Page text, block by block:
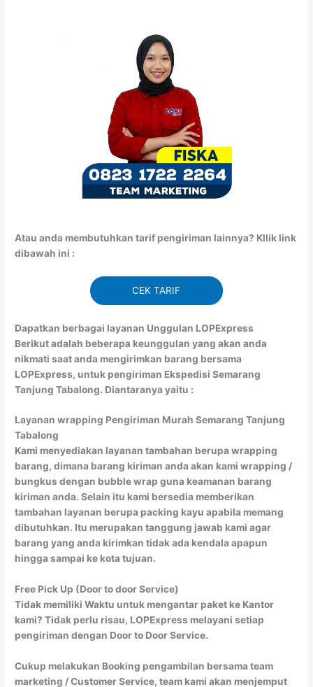
Atau anda membutuhkan tarif pengiriman lainnya? Kllik link
dibawah ini :
CEK TARIF
Dapatkan berbagai layanan Unggulan LOPExpress
Berikut adalah beberapa keunggulan yang akan anda
nikmati saat anda mengirimkan barang bersama
LOPExpress, untuk pengiriman Ekspedisi Semarang
Tanjung Tabalong. Diantaranya yaitu :
Layanan wrapping Pengiriman Murah Semarang Tanjung
Tabalong
Kami menyediakan layanan tambahan berupa wrapping
barang, dimana barang kiriman anda akan kami wrapping /
bungkus dengan bubble wrap guna keamanan barang
kiriman anda. Selain itu kami bersedia memberikan
tambahan layanan berupa packing kayu apabila memang
dibutuhkan. Itu merupakan tanggung jawab kami agar
barang yang anda kirimkan tidak ada kendala apapun
hingga sampai ke kota tujuan.
Free Pick Up (Door to door Service)
Tidak memiliki Waktu untuk mengantar paket ke Kantor
kami? Tidak perlu risau, LOPExpress melayani setiap
pengiriman dengan Door to Door Service.
Cukup melakukan Booking pengambilan bersama team
marketing / Customer Service, team kami akan menjemput